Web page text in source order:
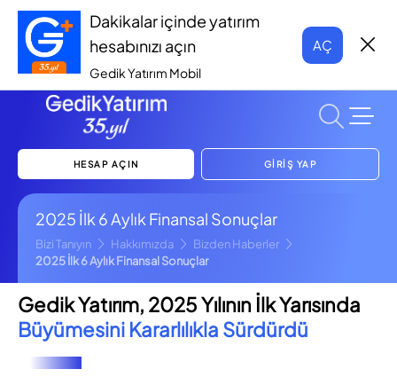
Dakikalar içinde yatırım
hesabınızı açın
Gedik Yatırım Mobil
AÇ
HESAP AÇIN GİRİŞ YAP
2025 İlk 6 Aylık Finansal Sonuçlar
Bizi Tanıyın Hakkımızda
Bizden Haberler
2025 İlk 6 Aylık Finansal Sonuçlar
Gedik Yatırım, 2025 Yılının İlk Yarısında
Büyümesini Kararlılıkla Sürdürdü